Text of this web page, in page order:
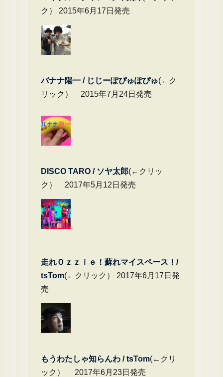
ク） 2015年6月17日発売
バナナ陽一 / じじーぽぴゅぽぴゅ(←ク
リック） 2015年7月24日発売
DISCO TARO / ソヤ太郎(←クリッ
ク） 2017年5月12日発売
走れＯｚｚｉｅ！蘇れマイスペース！/
tsTom(←クリック） 2017年6月17日発
売
もうわたしゃ知らんわ / tsTom(←クリ
ック） 2017年6月23日発売